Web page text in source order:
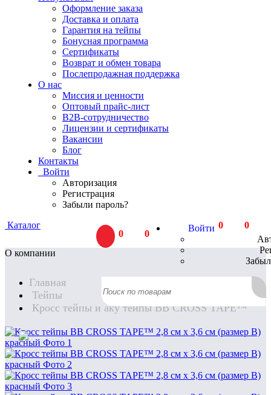
Оформление заказа
Доставка и оплата
Гарантия на тейпы
Бонусная программа
Сертификаты
Возврат и обмен товара
Послепродажная поддержка
О нас
Миссия и ценности
Оптовый прайс-лист
В2В-сотрудничество
Лицензии и сертификаты
Вакансии
Блог
Контакты
Войти
Авторизация
Регистрация
Забыли пароль?
Войти 0 0
Каталог
0
0 Р
Главная
Тейпы
Кросс тейпы и аку тейпы BB CROSS TAPE™
О компании